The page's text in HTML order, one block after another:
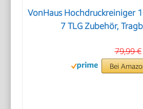
VonHaus Hochdruckreiniger
7 TLG Zubehör,
79,99 €
Bei